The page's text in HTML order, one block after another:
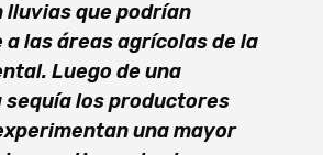
que podrían
las áreas agrícolas de la
Luego de una
sequía los productores
una mayor